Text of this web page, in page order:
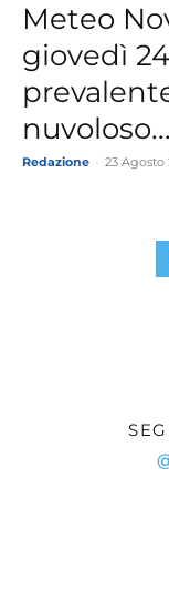
Meteo
giovedì
Redazione 23 Agosto